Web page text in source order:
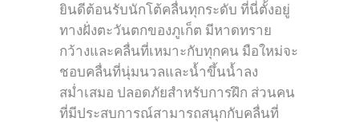
ยินดีต้อนรับนักโต้คลื่นทุกระดับ ที่นี่ตั้งอยู่
ทางฝั่งตะวันตกของภูเก็ต มีหาดทราย
กว้างและคลื่นที่เหมาะกับทุกคน มือใหม่จะ
ชอบคลื่นที่นุ่มนวลและน้ำขึ้นน้ำลง
สม่ำเสมอ ปลอดภัยสำหรับการฝึก ส่วนคน
ที่มีประสบการณ์สามารถสนุกกับคลื่นที่